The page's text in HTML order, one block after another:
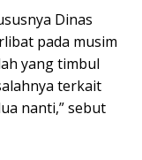
Dinas
pada musim
yang timbul
terkait
nanti,” sebut